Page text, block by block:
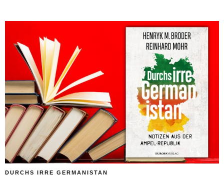
DURCHS IRRE GERMANISTAN